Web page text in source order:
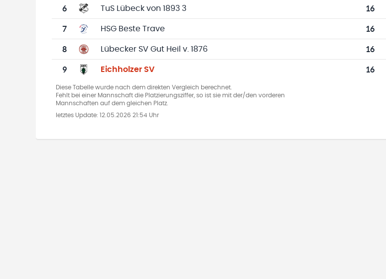
6 TuS Lübeck von 1893 3 16
7 HSG Beste Trave 16
8 Lübecker SV Gut Heil v. 1876 16
9 Eichholzer SV 16
Diese Tabelle wurde nach dem direkten Vergleich berechnet.
Fehlt bei einer Mannschaft die Platzierungsziffer, so ist sie mit der/den vorderen
Mannschaften auf dem gleichen Platz.
letztes Update: 12.05.2026 21:54 Uhr